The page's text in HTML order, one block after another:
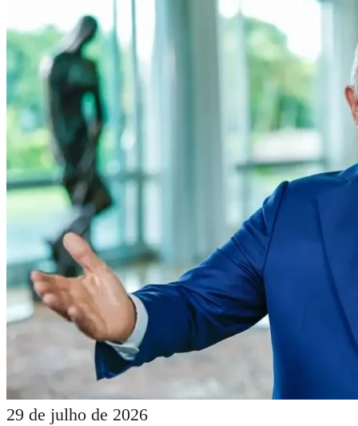
29 de julho de 2026